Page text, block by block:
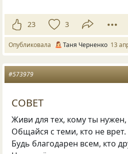
23 3
Опубликовала Таня Черненко 13
#573979
СОВЕТ
Живи для тех, кому ты нужен,
Общайся с теми, кто не врет.
Будь благодарен всем, кто